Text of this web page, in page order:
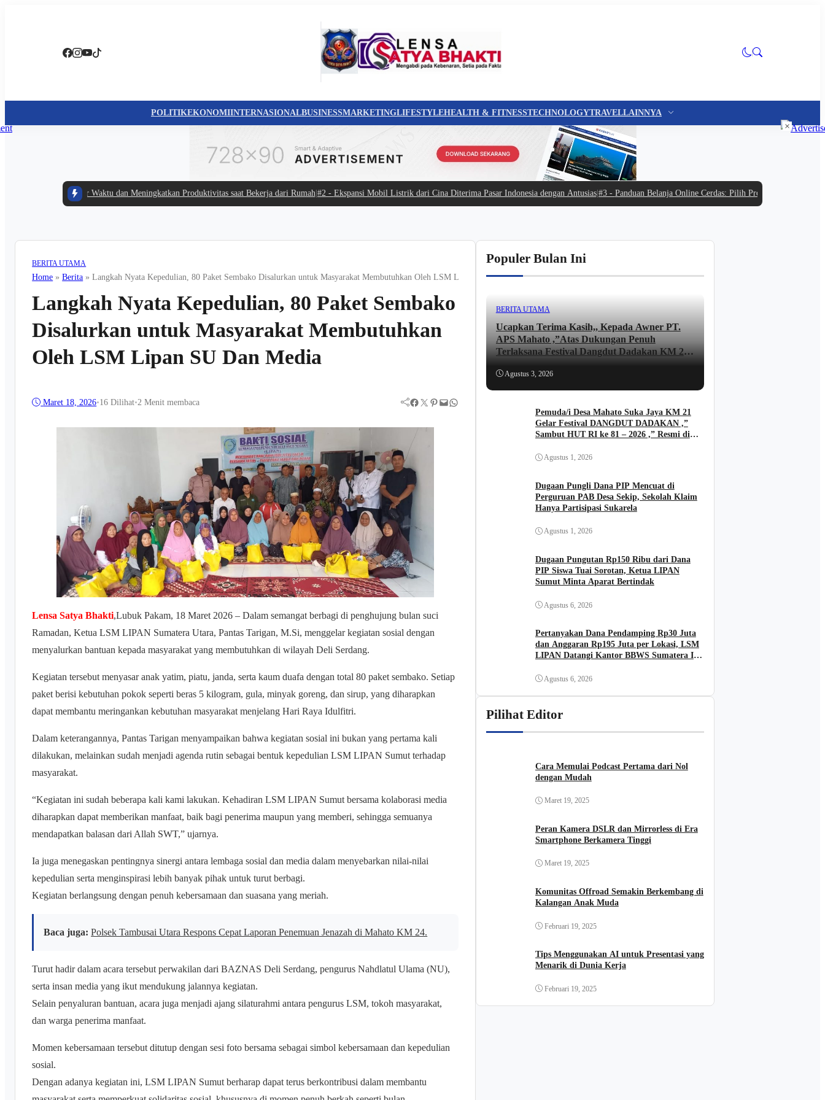
POLITIKEKONOMIINTERNASIONALBUSINESSMARKETINGLIFESTYLEHEALTH & FITNESSTECHNOLOGYTRAVELLAINNYA
Cerdas Mengatur Waktu dan Meningkatkan Produktivitas saat Bekerja dari Rumah|#2 -Ekspansi Mobil Listrik dari Cina Diterima Pasar Indonesia dengan Antusias|#3 -Panduan Belanja Online Cerdas: Pilih Produk dengan Bijak dan
BERITA UTAMA
Home »Berita »Langkah Nyata Kepedulian, 80 Paket Sembako Disalurkan untuk Masyarakat Membutuhkan Oleh LSM Lipan SU Dan Media
Langkah Nyata Kepedulian, 80 Paket Sembako
Disalurkan untuk Masyarakat Membutuhkan
Oleh LSM Lipan SU Dan Media
Maret 18, 2026•16Dilihat•2 Menit membaca Facebook Twitter Pinterest Mail WhatsApp
Lensa Satya Bhakti,Lubuk Pakam, 18 Maret 2026 – Dalam semangat berbagi di penghujung bulan suci
Ramadan, Ketua LSM LIPAN Sumatera Utara, Pantas Tarigan, M.Si, menggelar kegiatan sosial dengan
menyalurkan bantuan kepada masyarakat yang membutuhkan di wilayah Deli Serdang.
Kegiatan tersebut menyasar anak yatim, piatu, janda, serta kaum duafa dengan total 80 paket sembako. Setiap
paket berisi kebutuhan pokok seperti beras 5 kilogram, gula, minyak goreng, dan sirup, yang diharapkan
dapat membantu meringankan kebutuhan masyarakat menjelang Hari Raya Idulfitri.
Dalam keterangannya, Pantas Tarigan menyampaikan bahwa kegiatan sosial ini bukan yang pertama kali
dilakukan, melainkan sudah menjadi agenda rutin sebagai bentuk kepedulian LSM LIPAN Sumut terhadap
masyarakat.
“Kegiatan ini sudah beberapa kali kami lakukan. Kehadiran LSM LIPAN Sumut bersama kolaborasi media
diharapkan dapat memberikan manfaat, baik bagi penerima maupun yang memberi, sehingga semuanya
mendapatkan balasan dari Allah SWT,” ujarnya.
Ia juga menegaskan pentingnya sinergi antara lembaga sosial dan media dalam menyebarkan nilai-nilai
kepedulian serta menginspirasi lebih banyak pihak untuk turut berbagi.
Kegiatan berlangsung dengan penuh kebersamaan dan suasana yang meriah.
Baca juga: Polsek Tambusai Utara Respons Cepat Laporan Penemuan Jenazah di Mahato KM 24.
Turut hadir dalam acara tersebut perwakilan dari BAZNAS Deli Serdang, pengurus Nahdlatul Ulama (NU),
serta insan media yang ikut mendukung jalannya kegiatan.
Selain penyaluran bantuan, acara juga menjadi ajang silaturahmi antara pengurus LSM, tokoh masyarakat,
dan warga penerima manfaat.
Momen kebersamaan tersebut ditutup dengan sesi foto bersama sebagai simbol kebersamaan dan kepedulian
sosial.
Dengan adanya kegiatan ini, LSM LIPAN Sumut berharap dapat terus berkontribusi dalam membantu
Populer Bulan Ini
BERITA UTAMA
Ucapkan Terima Kasih,, Kepada Awner PT.
APS Mahato ,”Atas Dukungan Penuh
Terlaksana Festival Dangdut Dadakan KM 21
,, lni Ungkapan JUNAIDI ..
Agustus 3, 2026
Pemuda/i Desa Mahato Suka Jaya KM 21
Gelar Festival DANGDUT DADAKAN ,”
Sambut HUT RI ke 81 – 2026 ,” Resmi di
Agustus 1, 2026
Dugaan Pungli Dana PIP Mencuat di
Perguruan PAB Desa Sekip, Sekolah Klaim
Hanya Partisipasi Sukarela
Agustus 1, 2026
Dugaan Pungutan Rp150 Ribu dari Dana
PIP Siswa Tuai Sorotan, Ketua LIPAN
Sumut Minta Aparat Bertindak
Agustus 6, 2026
Pertanyakan Dana Pendamping Rp30 Juta
dan Anggaran Rp195 Juta per Lokasi, LSM
LIPAN Datangi Kantor BBWS Sumatera II
Agustus 6, 2026
Pilihat Editor
Cara Memulai Podcast Pertama dari Nol
dengan Mudah
Maret 19, 2025
Peran Kamera DSLR dan Mirrorless di Era
Smartphone Berkamera Tinggi
Maret 19, 2025
Komunitas Offroad Semakin Berkembang di
Kalangan Anak Muda
Februari 19, 2025
Tips Menggunakan AI untuk Presentasi yang
Menarik di Dunia Kerja
Februari 19, 2025
×